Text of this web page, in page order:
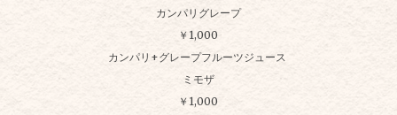
カンパリグレープ
￥1,000
カンパリ+グレープフルーツジュース
ミモザ
￥1,000